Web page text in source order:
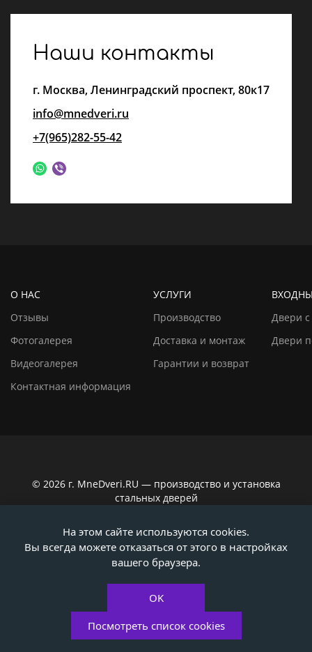
Наши контакты
г. Москва,Ленинградский проспект, 80к17
info@mnedveri.ru
+7(965)282-55-42
О НАС
Отзывы
Фотогалерея
Видеогалерея
Контактная информация
УСЛУГИ
Производство
Доставка и монтаж
Гарантии и возврат
Двери
Двери
© 2026 г. MneDveri.RU — производство и установка
стальных дверей
Гражданского кодекса РФ. Вся информация на сайте,
касающаяся технических характеристик, наличия на
складе, стоимости товаров, носит информационно-
уточняйте у наших консультантов!
Политика конфиденциальности
На этом сайте используются cookies.
Вы всегда можете отказаться от этого в настройках
вашего браузера.
OK
Посмотреть список cookies